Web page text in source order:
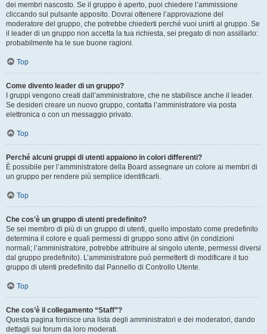
dei membri nascosto. Se il gruppo è aperto, puoi chiedere l’ammissione
cliccando sul pulsante apposito. Dovrai ottenere l’approvazione del
moderatore del gruppo, che potrebbe chiederti perché vuoi unirti al gruppo. Se
il leader di un gruppo non accetta la tua richiesta, sei pregato di non assillarlo:
probabilmente ha le sue buone ragioni.
Top
Come divento leader di un gruppo?
I gruppi vengono creati dall’amministratore, che ne stabilisce anche il leader.
Se desideri creare un nuovo gruppo, contatta l’amministratore via posta
elettronica o con un messaggio privato.
Top
Perché alcuni gruppi di utenti appaiono in colori differenti?
È possibile per l’amministratore della Board assegnare un colore ai membri di
un gruppo per rendere più semplice identificarli.
Top
Che cos’è un gruppo di utenti predefinito?
Se sei membro di più di un gruppo di utenti, quello impostato come predefinito
determina il colore e quali permessi di gruppo sono attivi (in condizioni
normali; l’amministratore, potrebbe attribuire al singolo utente, permessi diversi
dal gruppo predefinito). L’amministratore può permetterti di modificare il tuo
gruppo di utenti predefinito dal Pannello di Controllo Utente.
Top
Che cos’è il collegamento “Staff”?
Questa pagina fornisce una lista degli amministratori e dei moderatori, dando
dettagli sui forum da loro moderati.